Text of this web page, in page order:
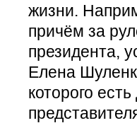
жизни.
причём за
президента,
Елена
которого